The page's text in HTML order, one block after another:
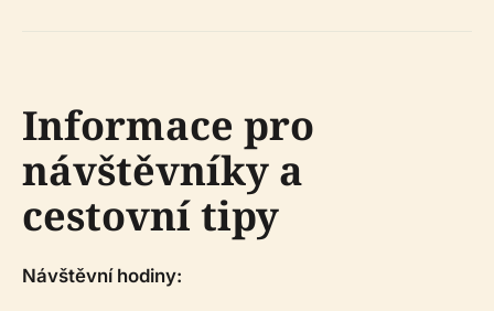
Informace pro
návštěvníky a
cestovní tipy
Návštěvní hodiny: